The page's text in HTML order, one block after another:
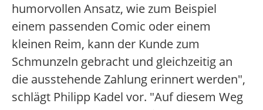
humorvollen Ansatz, wie zum Beispiel
einem passenden Comic oder einem
kleinen Reim, kann der Kunde zum
Schmunzeln gebracht und gleichzeitig an
die ausstehende Zahlung erinnert werden",
schlägt Philipp Kadel vor. "Auf diesem Weg